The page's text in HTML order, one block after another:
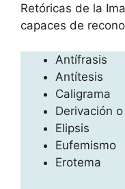
Retóricas de la
capaces de
Antí­frasis
Antí­tesis
Caligrama
Derivación
Elipsis
Eufemismo
Erotema